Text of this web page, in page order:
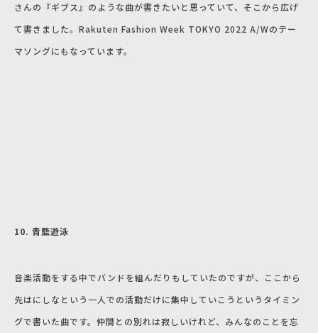
さんの『ギブス』のような曲が書きたいと思っていて、そこから広げ
て書きました。Rakuten Fashion Week TOKYO 2022 A/Wのテー
マソングにもなっています。
10. 青藍遊泳
音楽活動をする中でバンドを組んだりもしていたのですが、ここから
先はにしなという一人での活動だけに集中していこうというタイミン
グで書いた曲です。仲間との別れは寂しいけれど、みんなのことを忘